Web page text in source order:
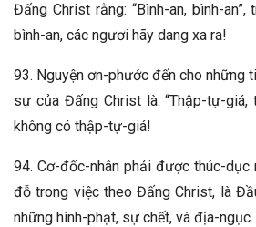
Đấng Christ rằng: “Bình-an, bình-
bình-an, các ngươi hãy dang xa ra!
93. Nguyện ơn-phước đến cho những
sự của Đấng Christ là: “Thập-tự-giá,
không có thập-tự-giá!
94. Cơ-đốc-nhân phải được thúc-dục
đỗ trong việc theo Đấng Christ, là
những hình-phạt, sự chết, và địa-ngục.